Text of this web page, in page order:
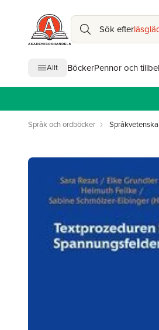
Sök efter
Allt BöckerPennor och
Språk och ordböcker